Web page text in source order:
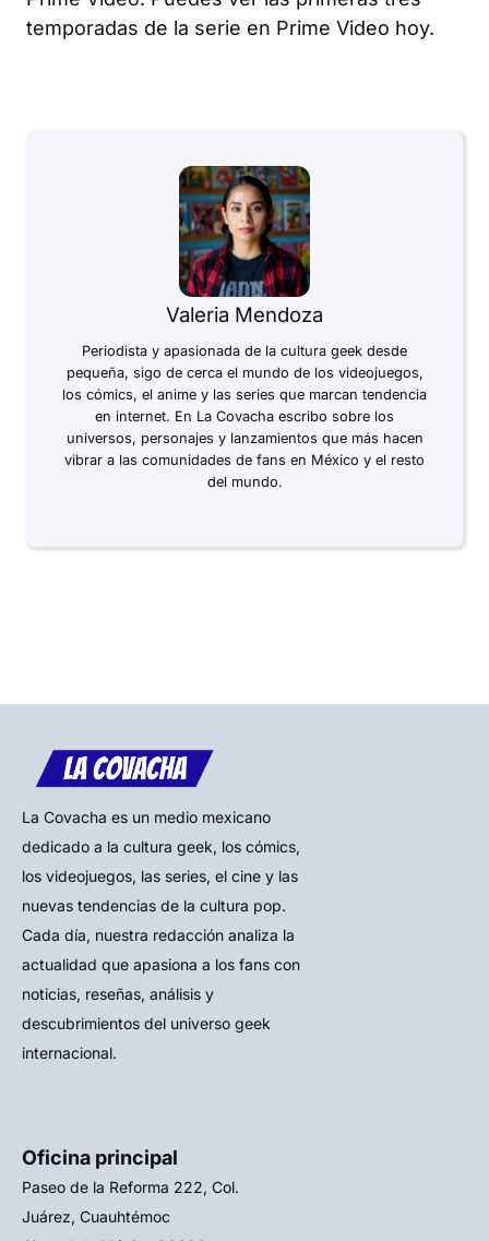
temporadas de la serie en Prime Video hoy.
Valeria Mendoza
Periodista y apasionada de la cultura geek desde
pequeña, sigo de cerca el mundo de los videojuegos,
los cómics, el anime y las series que marcan tendencia
en internet. En La Covacha escribo sobre los
universos, personajes y lanzamientos que más hacen
vibrar a las comunidades de fans en México y el resto
del mundo.
La Covacha es un medio mexicano
dedicado a la cultura geek, los cómics,
los videojuegos, las series, el cine y las
nuevas tendencias de la cultura pop.
Cada día, nuestra redacción analiza la
actualidad que apasiona a los fans con
noticias, reseñas, análisis y
descubrimientos del universo geek
internacional.
Oficina principal
Paseo de la Reforma 222, Col.
Juárez, Cuauhtémoc